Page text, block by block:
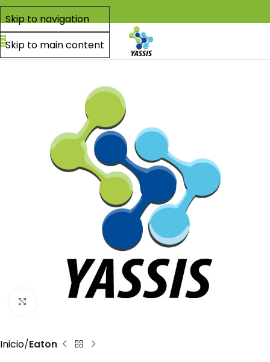
Skip to navigation
Skip to main content
Click to enlarge
Inicio Eaton